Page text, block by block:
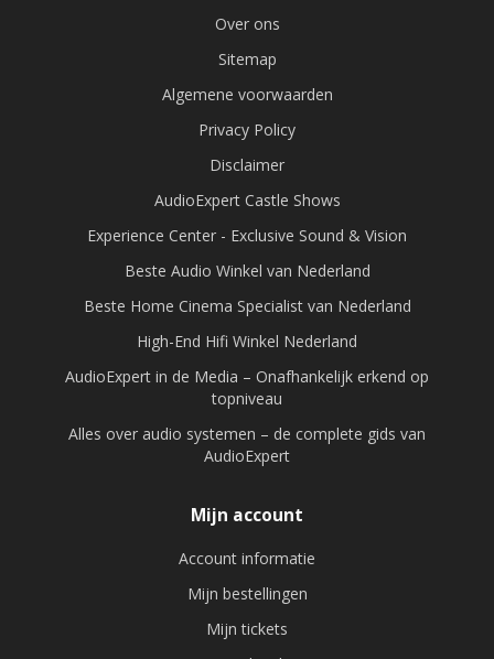
Over ons
Sitemap
Algemene voorwaarden
Privacy Policy
Disclaimer
AudioExpert Castle Shows
Experience Center - Exclusive Sound & Vision
Beste Audio Winkel van Nederland
Beste Home Cinema Specialist van Nederland
High-End Hifi Winkel Nederland
AudioExpert in de Media – Onafhankelijk erkend op
topniveau
Alles over audio systemen – de complete gids van
AudioExpert
Mijn account
Account informatie
Mijn bestellingen
Mijn tickets